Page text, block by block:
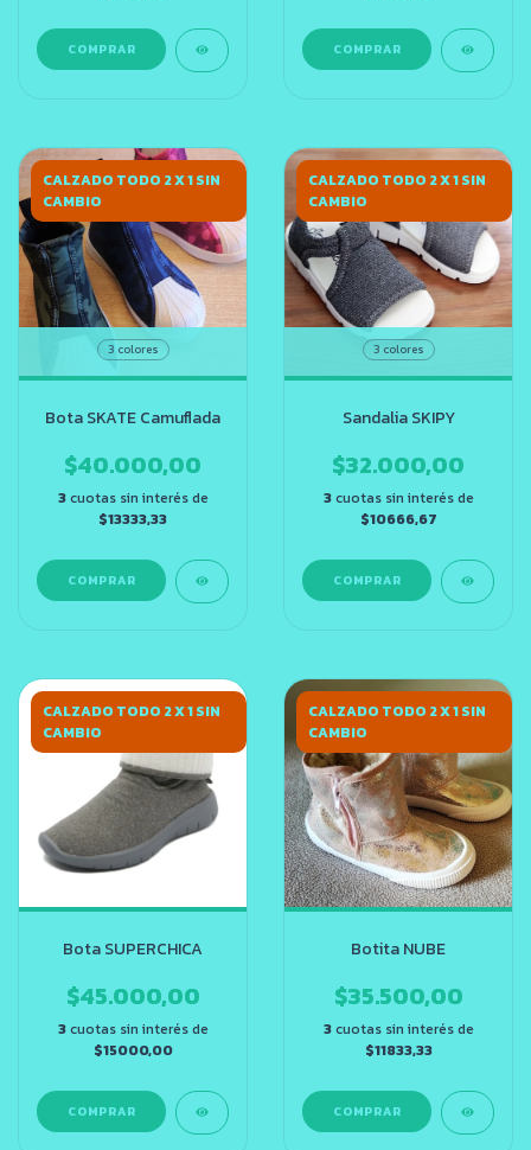
COMPRAR COMPRAR
CALZADO TODO 2 X 1 SIN
CAMBIO
3 colores
Bota SKATE Camuflada
$40.000,00
3cuotas sin interés de
$13333,33
COMPRAR
CALZADO TODO 2 X 1 SIN
CAMBIO
3 colores
Sandalia SKIPY
$32.000,00
3cuotas sin interés de
$10666,67
COMPRAR
CALZADO TODO 2 X 1 SIN
CAMBIO
Bota SUPERCHICA
$45.000,00
3cuotas sin interés de
$15000,00
COMPRAR
CALZADO TODO 2 X 1 SIN
CAMBIO
Botita NUBE
$35.500,00
3cuotas sin interés de
$11833,33
COMPRAR